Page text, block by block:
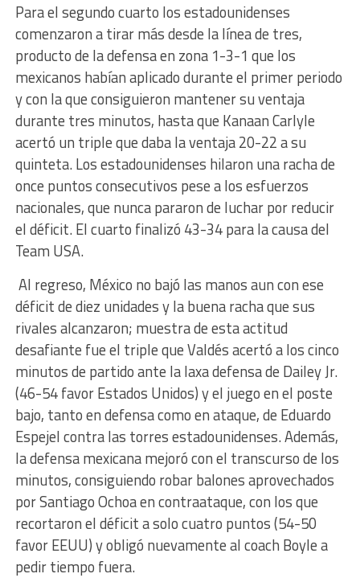
Para el segundo cuarto los estadounidenses
comenzaron a tirar más desde la línea de tres,
producto de la defensa en zona 1-3-1 que los
mexicanos habían aplicado durante el primer periodo
y con la que consiguieron mantener su ventaja
durante tres minutos, hasta que Kanaan Carlyle
acertó un triple que daba la ventaja 20-22 a su
quinteta. Los estadounidenses hilaron una racha de
once puntos consecutivos pese a los esfuerzos
nacionales, que nunca pararon de luchar por reducir
el déficit. El cuarto finalizó 43-34 para la causa del
Team USA.
Al regreso, México no bajó las manos aun con ese
déficit de diez unidades y la buena racha que sus
rivales alcanzaron; muestra de esta actitud
desafiante fue el triple que Valdés acertó a los cinco
minutos de partido ante la laxa defensa de Dailey Jr.
(46-54 favor Estados Unidos) y el juego en el poste
bajo, tanto en defensa como en ataque, de Eduardo
Espejel contra las torres estadounidenses. Además,
la defensa mexicana mejoró con el transcurso de los
minutos, consiguiendo robar balones aprovechados
por Santiago Ochoa en contraataque, con los que
recortaron el déficit a solo cuatro puntos (54-50
favor EEUU) y obligó nuevamente al coach Boyle a
pedir tiempo fuera.